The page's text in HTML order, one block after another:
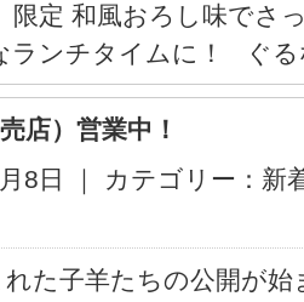
定 和風おろし味でさ
ランチタイムに！ ぐ
店）営業中！
8日 ｜ カテゴリー： 新
た子羊たちの公開が